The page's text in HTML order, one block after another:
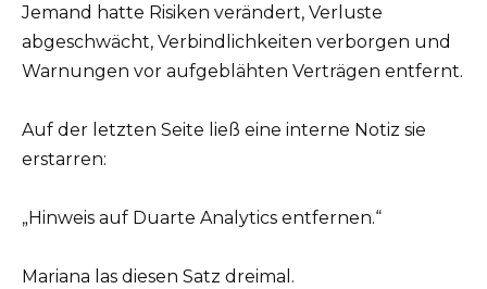
Jemand hatte Risiken verändert, Verluste
abgeschwächt, Verbindlichkeiten verborgen und
Warnungen vor aufgeblähten Verträgen entfernt.
Auf der letzten Seite ließ eine interne Notiz sie
erstarren:
„Hinweis auf Duarte Analytics entfernen.“
Mariana las diesen Satz dreimal.